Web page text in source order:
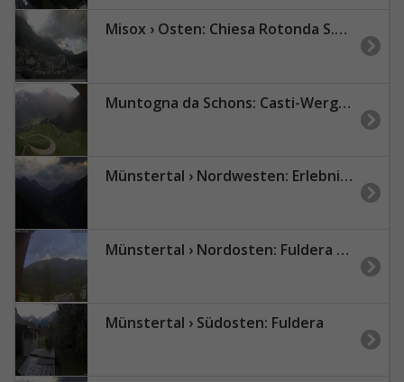
Misox › Osten: Chiesa Rotonda S.Bernardino
Muntogna da Schons: Casti-Wergenstein
Münstertal › Nordwesten: ErlebnisWandern Chantal Lörtscher
Münstertal › Nordosten: Fuldera - Piz Terza / Urtirolaspitz
Münstertal › Südosten: Fuldera